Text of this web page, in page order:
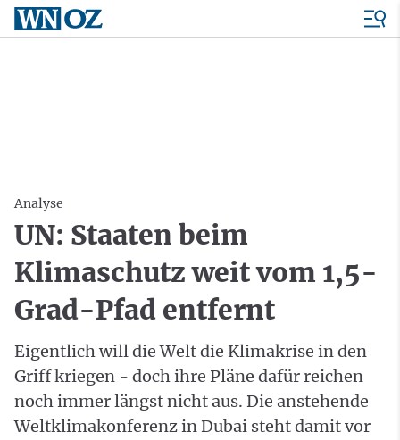
Analyse
UN: Staaten beim
Klimaschutz weit vom 1,5-
Grad-Pfad entfernt
Eigentlich will die Welt die Klimakrise in den
Griff kriegen - doch ihre Pläne dafür reichen
noch immer längst nicht aus. Die anstehende
Weltklimakonferenz in Dubai steht damit vor